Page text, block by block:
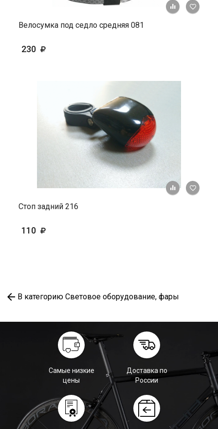
+ К
Велосумка под седло средняя 081
230
+ К
Стоп задний 216
110
В категорию Световое оборудование, фары
Самые низкие
цены
Доставка по
России